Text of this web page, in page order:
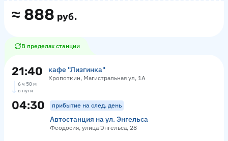
≈ 888 руб.
В пределах станции
21:40 кафе "Лизгинка"
Кропоткин, Магистральная ул, 1А
6 ч 50 м
в пути
04:30 прибытие на след. день
Автостанция на ул. Энгельса
Феодосия, улица Энгельса, 28